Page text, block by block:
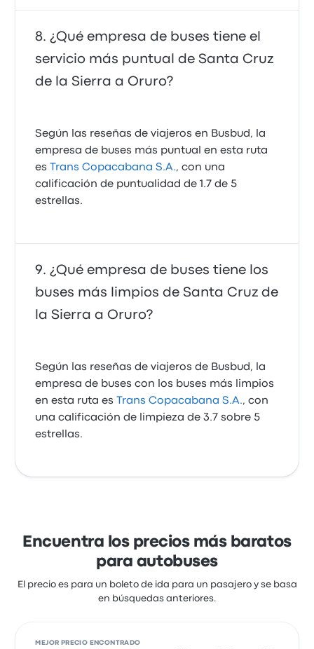
¿Qué empresa de buses tiene el
servicio más puntual de Santa Cruz
de la Sierra a Oruro?
Según las reseñas de viajeros en Busbud, la
empresa de buses más puntual en esta ruta
es
Trans Copacabana S.A., con una
calificación de puntualidad de 1.7 de 5
estrellas.
¿Qué empresa de buses tiene los
buses más limpios de Santa Cruz de
la Sierra a Oruro?
Según las reseñas de viajeros de Busbud, la
empresa de buses con los buses más limpios
en esta ruta es
Trans Copacabana S.A., con
una calificación de limpieza de 3.7 sobre 5
estrellas.
Encuentra los precios más baratos
para autobuses
El precio es para un boleto de ida para un pasajero y se basa
en búsquedas anteriores.
MEJOR PRECIO ENCONTRADO